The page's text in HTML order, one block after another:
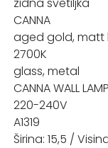
CANNA
aged gold, matt
2700K
glass, metal
CANNA WALL LAMP
220-240V
A1319
Širina: 15,5 /